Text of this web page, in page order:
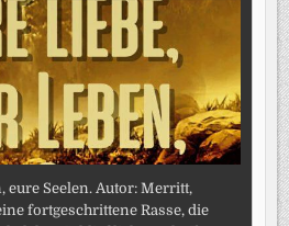
eure Seelen. Autor: Merritt,
fortgeschrittene Rasse, die